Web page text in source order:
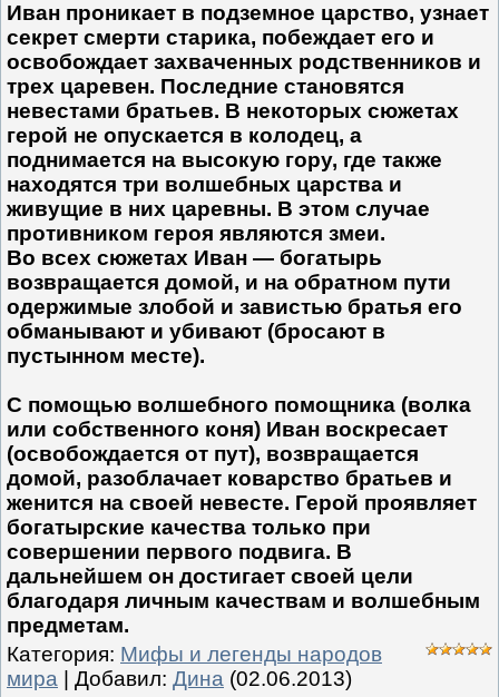
Иван проникает в подземное царство, узнает
секрет смерти старика, побеждает его и
освобождает захваченных родственников и
трех царевен. Последние становятся
невестами братьев. В некоторых сюжетах
герой не опускается в колодец, а
поднимается на высокую гору, где также
находятся три волшебных царства и
живущие в них царевны. В этом случае
противником героя являются змеи.
Во всех сюжетах Иван — богатырь
возвращается домой, и на обратном пути
одержимые злобой и завистью братья его
обманывают и убивают (бросают в
пустынном месте).
С помощью волшебного помощника (волка
или собственного коня) Иван воскресает
(освобождается от пут), возвращается
домой, разоблачает коварство братьев и
женится на своей невесте. Герой проявляет
богатырские качества только при
совершении первого подвига. В
дальнейшем он достигает своей цели
благодаря личным качествам и волшебным
предметам.
Категория: Мифы и легенды народов
мира
Добавил: Дина (02.06.2013)